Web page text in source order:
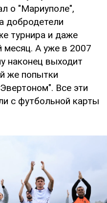
о "Мариуполе",
добродетели
турнира и даже
месяц. А уже в 2007
наконец выходит
же попытки
Все эти
с футбольной карты